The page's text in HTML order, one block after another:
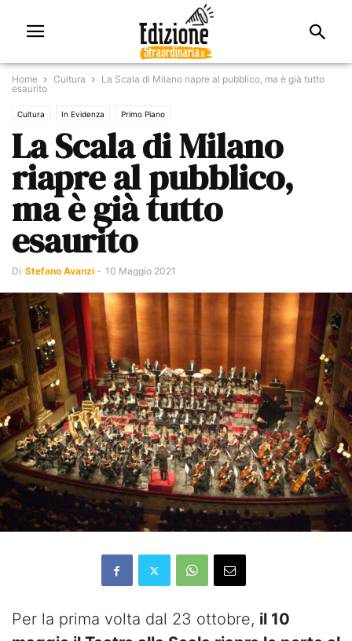
Home Cultura
La Scala di Milano riapre al pubblico, ma è già tutto
esaurito
Cultura In Evidenza Primo Piano
La Scala di Milano
riapre al pubblico,
ma è già tutto
esaurito
Di Stefano Avanzi - 10 Maggio 2021
Per la prima volta dal 23 ottobre, il 10